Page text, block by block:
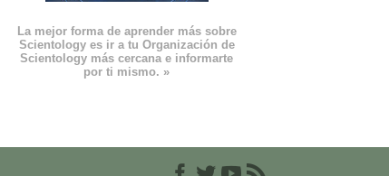
La mejor forma de aprender más sobre
Scientology es ir a tu Organización de
Scientology más cercana e informarte
por ti mismo. »